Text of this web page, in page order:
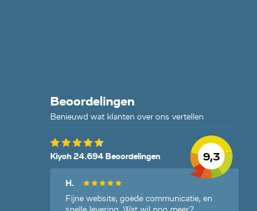
Beoordelingen
Benieuwd wat klanten over ons vertellen
9,3
Kiyoh 24.694 Beoordelingen
H.
Fijne website, goede communicatie, en